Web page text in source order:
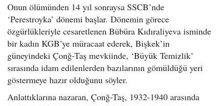
Onun ölümünden 14 yıl sonraysa SSCB’nde
‘Perestroyka’ dönemi başlar. Dönemin görece
özgürlükleriyle cesaretlenen Bübüra Kıdıraliyeva isminde
bir kadın KGB’ye müracaat ederek, Bişkek’in
güneyindeki Çonğ-Taş mevkiinde, ‘Büyük Temizlik’
sırasında idam edilenlerden bazılarının gömüldüğü yeri
göstermeye hazır olduğunu söyler.
Anlattıklarına nazaran, Çonğ-Taş, 1932-1940 arasında